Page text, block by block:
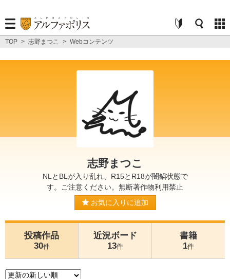
TOP > 志野まつこ > Webコンテンツ
志野まつこ
NLとBLが入り乱れ、R15とR18が闇鍋状態で
す。ご注意ください。無断著作物利用禁止
お気に入りに追加
投稿作品
30件
近況ボード
13件
書籍
1件